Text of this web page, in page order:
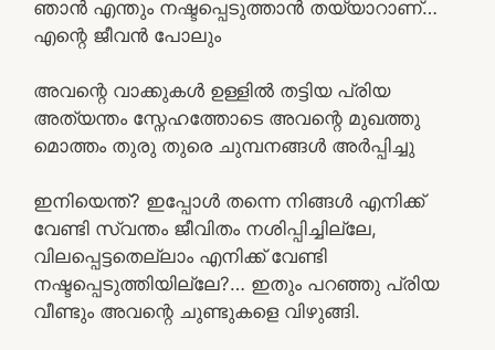
ഞാൻ എന്തും നഷ്ടപ്പെടുത്താൻ തയ്യാറാണ്…
എന്റെ ജീവൻ പോലും
അവന്റെ വാക്കുകൾ ഉള്ളിൽ തട്ടിയ പ്രിയ
അത്യന്തം സ്നേഹത്തോടെ അവന്റെ മുഖത്തു
മൊത്തം തുരു തുരെ ചുമ്പനങ്ങൾ അർപ്പിച്ചു
ഇനിയെന്ത്? ഇപ്പോൾ തന്നെ നിങ്ങൾ എനിക്ക്
വേണ്ടി സ്വന്തം ജീവിതം നശിപ്പിച്ചില്ലേ,
വിലപ്പെട്ടതെല്ലാം എനിക്ക് വേണ്ടി
നഷ്ടപ്പെടുത്തിയില്ലേ?… ഇതും പറഞ്ഞു പ്രിയ
വീണ്ടും അവന്റെ ചുണ്ടുകളെ വിഴുങ്ങി.